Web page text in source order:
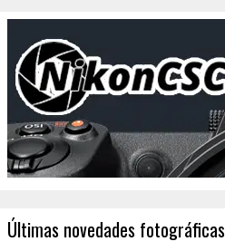
Últimas novedades fotográficas